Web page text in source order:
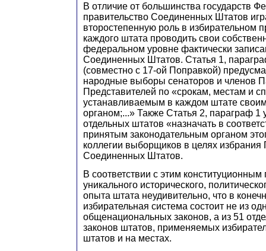
В отличие от большинства государств
правительство Соединенных Штатов
второстепенную роль в избирательном
каждого штата проводить свои
федеральном уровне фактически
Соединенных Штатов. Статья 1,
(совместно с 17-ой Поправкой)
народные выборы сенаторов и членов
Представителей по «срокам, местам и
устанавливаемым в каждом штате
органом;...» Также Статья 2, параграф 1
отдельных штатов «назначать в
принятым законодательным органом
коллегии выборщиков в целях избрания
Соединенных Штатов.
В соответствии с этим
уникального исторического,
опыта штата неудивительно, что в
избирательная система состоит не из
общенациональных законов, а из 51
законов штатов, применяемых
штатов и на местах.